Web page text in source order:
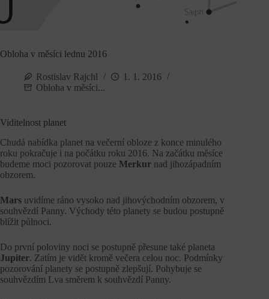
Obloha v měsíci lednu 2016
Rostislav Rajchl
1. 1. 2016
Obloha v měsíci...
Viditelnost planet
Chudá nabídka planet na večerní obloze z konce minulého
roku pokračuje i na počátku roku 2016. Na začátku měsíce
budeme moci pozorovat pouze Merkur nad jihozápadním
obzorem.
Mars uvidíme ráno vysoko nad jihovýchodním obzorem, v
souhvězdí Panny. Východy této planety se budou postupně
blížit půlnoci.
Do první poloviny noci se postupně přesune také planeta
Jupiter. Zatím je vidět kromě večera celou noc. Podmínky
pozorování planety se postupně zlepšují. Pohybuje se
souhvězdím Lva směrem k souhvězdí Panny.